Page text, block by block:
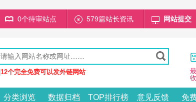
0个待审站点 579篇站长资讯 网站提交
12个完全免费可以发外链网站
分类浏览 数据归档 TOP排行榜 意见反馈 免